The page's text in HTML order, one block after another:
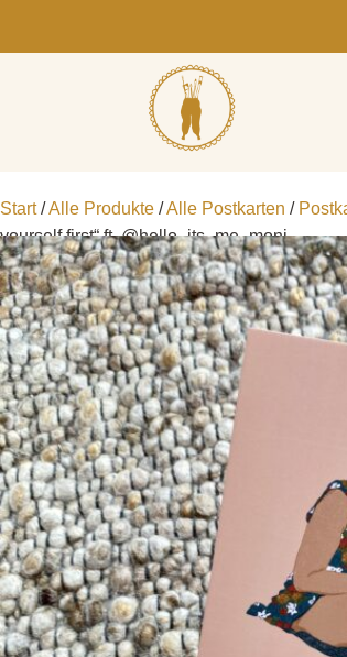
Start/Alle Produkte /Alle Postkarten /
yourself first“ ft. @hello_its_me_moni